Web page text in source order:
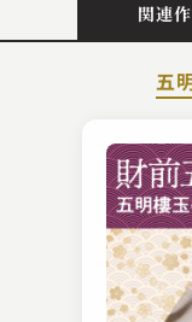
関連
五
隅田川 馬